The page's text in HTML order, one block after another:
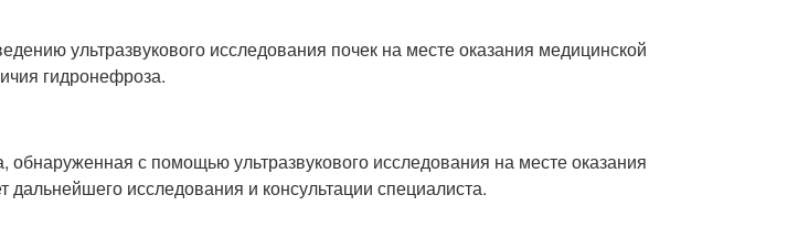
ультразвукового исследования почек на месте оказания медицинской
гидронефроза.
обнаруженная с помощью ультразвукового исследования на месте оказания
исследования и консультации специалиста.